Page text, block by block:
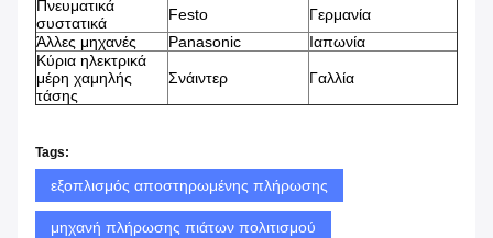
Πνευματικά
συστατικά
Festo
Γερμανία
Άλλες μηχανές
Panasonic
Ιαπωνία
Κύρια ηλεκτρικά
μέρη χαμηλής
τάσης
Σνάιντερ Γαλλία
Tags:
εξοπλισμός αποστηρωμένης πλήρωσης
μηχανή πλήρωσης πιάτων πολιτισμού